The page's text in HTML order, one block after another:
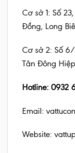
Cơ sở 1: Số
Đồng, Long
Cơ sở 2: Số
Tân Đông
Hotline: 0932
Email:
Website: